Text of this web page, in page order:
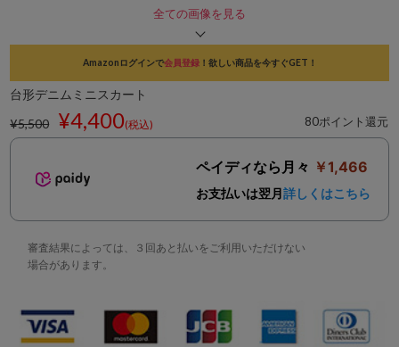
全ての画像を見る
Amazonログインで会員登録！欲しい商品を今すぐGET！
台形デニムミニスカート
¥5,500
¥4,400(税込) 80ポイント還元
ペイディなら月々 ￥1,466
お支払いは翌月 詳しくはこちら
審査結果によっては、３回あと払いをご利用いただけない
場合があります。